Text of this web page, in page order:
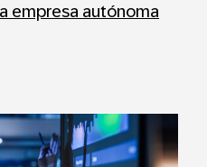
empresa autónoma